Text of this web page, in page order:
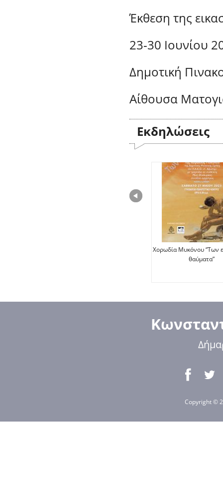
Έκθεση της
23-30 Ιουνίου
Δημοτική
Αίθουσα
Εκδηλώσεις
Χορωδία Μυκόνου “Των
θαύματα”
Copyright ©